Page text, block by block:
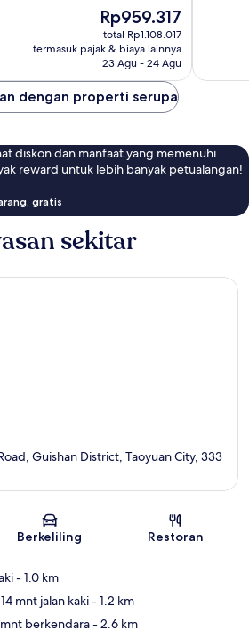
Harga
sekarang
Rp959.317
Rp959.317
total Rp1.108.017
termasuk pajak & biaya lainnya
23 Agu - 24 Agu
dengan properti serupa
diskon dan manfaat yang memenuhi
reward untuk lebih banyak petualangan!
gratis
sekitar
Peta
Guishan District, Taoyuan City, 333
Berkeliling Restoran
- 1.0 km
mnt jalan kaki- 1.2 km
berkendara- 2.6 km